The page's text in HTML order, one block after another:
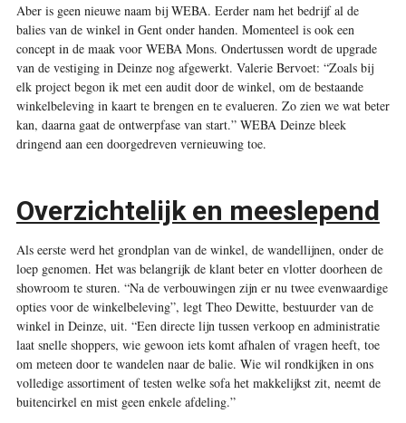
Aber is geen nieuwe naam bij WEBA. Eerder nam het bedrijf al de
balies van de winkel in Gent onder handen. Momenteel is ook een
concept in de maak voor WEBA Mons. Ondertussen wordt de upgrade
van de vestiging in Deinze nog afgewerkt. Valerie Bervoet: “Zoals bij
elk project begon ik met een audit door de winkel, om de bestaande
winkelbeleving in kaart te brengen en te evalueren. Zo zien we wat beter
kan, daarna gaat de ontwerpfase van start.” WEBA Deinze bleek
dringend aan een doorgedreven vernieuwing toe.
Overzichtelijk en meeslepend
Als eerste werd het grondplan van de winkel, de wandellijnen, onder de
loep genomen. Het was belangrijk de klant beter en vlotter doorheen de
showroom te sturen. “Na de verbouwingen zijn er nu twee evenwaardige
opties voor de winkelbeleving”, legt Theo Dewitte, bestuurder van de
winkel in Deinze, uit. “Een directe lijn tussen verkoop en administratie
laat snelle shoppers, wie gewoon iets komt afhalen of vragen heeft, toe
om meteen door te wandelen naar de balie. Wie wil rondkijken in ons
volledige assortiment of testen welke sofa het makkelijkst zit, neemt de
buitencirkel en mist geen enkele afdeling.”